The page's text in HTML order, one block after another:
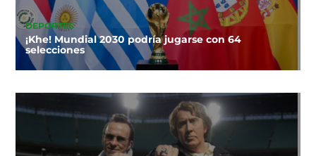
DEPORTES
¡Khe! Mundial 2030 podría jugarse con 64
selecciones